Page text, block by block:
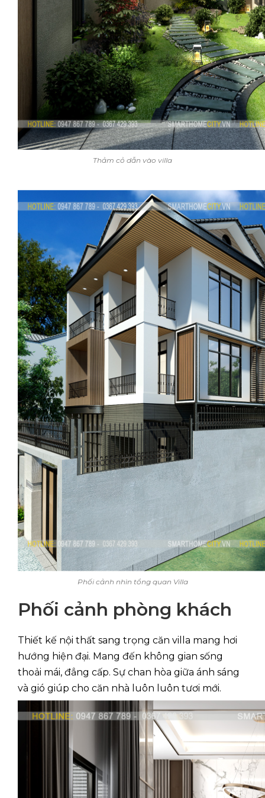
Thảm cỏ dẫn vào villa
Phối cảnh nhìn tổng quan Villa
Phối cảnh phòng khách
Thiết kế nội thất sang trọng căn villa mang hơi
hướng hiện đại. Mang đến không gian sống
thoải mái, đẳng cấp. Sự chan hòa giữa ánh sáng
và gió giúp cho căn nhà luôn luôn tươi mới.